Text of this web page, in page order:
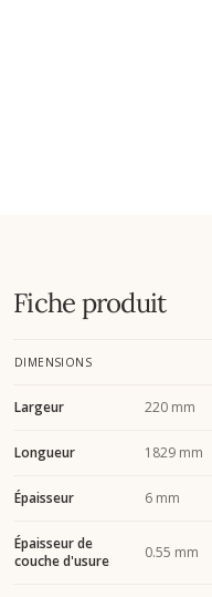
Fiche produit
DIMENSIONS
Largeur 220 mm
Longueur 1829 mm
Épaisseur 6 mm
Épaisseur de
couche d'usure
0.55 mm